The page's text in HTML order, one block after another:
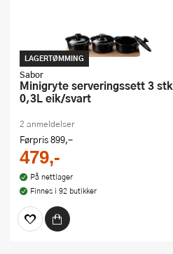
LAGERTØMMING
Sabor
Minigryte serveringssett 3 stk
0,3L eik/svart
2 anmeldelser
Førpris899,-
479,-
På nettlager
Finnes i 92 butikker